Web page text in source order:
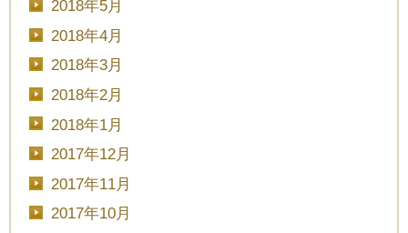
2018年5月
2018年4月
2018年3月
2018年2月
2018年1月
2017年12月
2017年11月
2017年10月